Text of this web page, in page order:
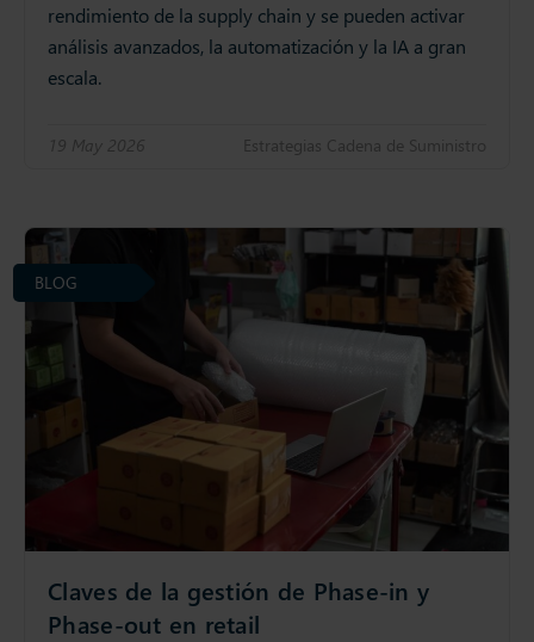
rendimiento de la supply chain y se pueden activar
análisis avanzados, la automatización y la IA a gran
escala.
19 May 2026 Estrategias Cadena de Suministro
Claves de la gestión de Phase-in y
Phase-out en retail
BLOG